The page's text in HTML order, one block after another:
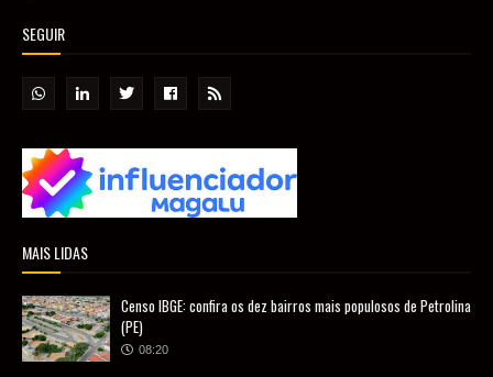
SEGUIR
MAIS LIDAS
Censo IBGE: confira os dez bairros mais populosos de Petrolina
(PE)
08:20